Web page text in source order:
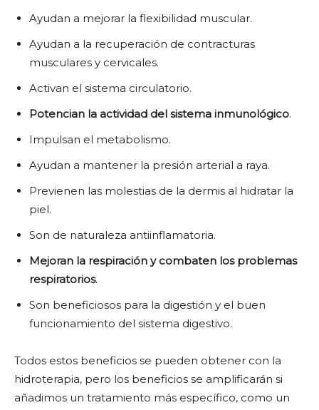
Ayudan a mejorar la flexibilidad muscular.
Ayudan a la recuperación de contracturas
musculares y cervicales.
Activan el sistema circulatorio.
Potencian la actividad del sistema inmunológico.
Impulsan el metabolismo.
Ayudan a mantener la presión arterial a raya.
Previenen las molestias de la dermis al hidratar la
piel.
Son de naturaleza antiinflamatoria.
Mejoran la respiración y combaten los problemas
respiratorios.
Son beneficiosos para la digestión y el buen
funcionamiento del sistema digestivo.
Todos estos beneficios se pueden obtener con la
hidroterapia, pero los beneficios se amplificarán si
añadimos un tratamiento más específico, como un